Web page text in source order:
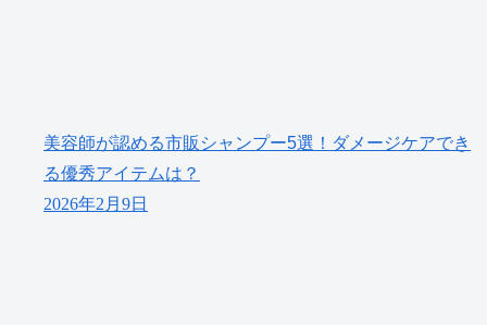
美容師が認める市販シャンプー5選！ダメージケアでき
る優秀アイテムは？
2026年2月9日